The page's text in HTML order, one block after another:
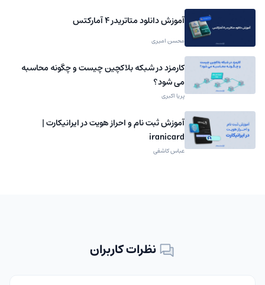
آموزش دانلود متاتریدر 4 آمارکتس
محسن امیری
کارمزد در شبکه بلاکچین چیست و چگونه محاسبه
می شود؟
پریا اکبری
آموزش ثبت نام و احراز هویت در ایرانیکارت |
iranicard
عباس کاشفی
نظرات کاربران